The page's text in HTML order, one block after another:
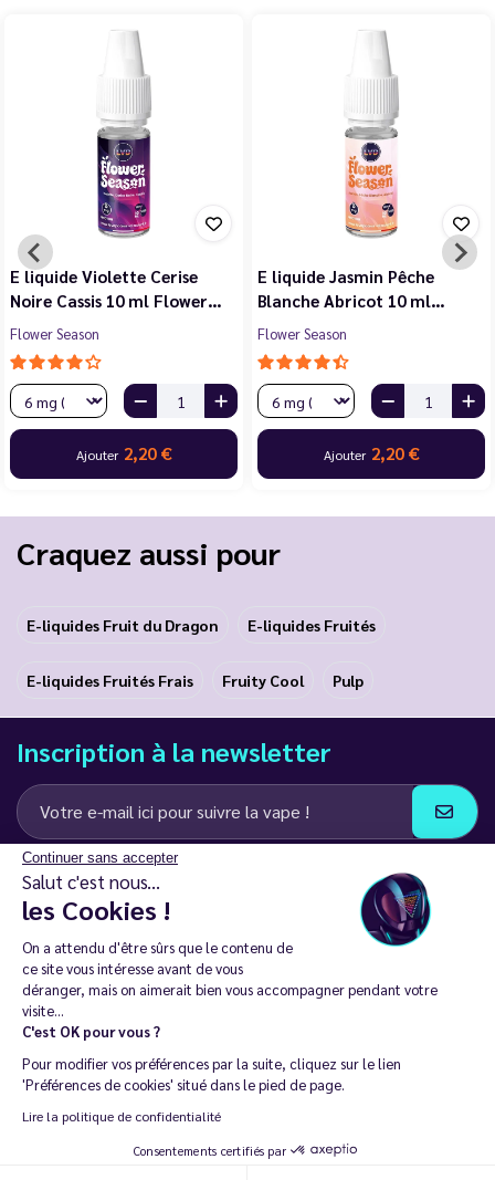
Continuer sans accepter
Salut c'est nous...
les Cookies !
On a attendu d'être sûrs que le contenu de
ce site vous intéresse avant de vous
déranger, mais on aimerait bien vous accompagner pendant votre
visite...
C'est OK pour vous ?
Pour modifier vos préférences par la suite, cliquez sur le lien
'Préférences de cookies' situé dans le pied de page.
Lire la politique de confidentialité
Consentements certifiés par
E liquide Violette Cerise
Noire Cassis 10 ml Flower…
Flower Season
Ajouter 2,20 €
E liquide Jasmin Pêche
Blanche Abricot 10 ml…
Flower Season
Ajouter 2,20 €
Craquez aussi pour
E-liquides Fruit du Dragon E-liquides Fruités
E-liquides Fruités Frais Fruity Cool Pulp
Inscription à la newsletter
J’accepte de recevoir des communications e-mail et SMS de la part de
LD Groupe
Restez en contact
La vente de cigarette électronique est interdite chez les moins de
18 ans. 🔞
Copyright © 2014 - 2026 Le Vapoteur Discount - Tous droits